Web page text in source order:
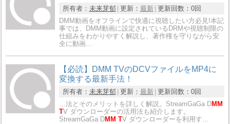
所有者： 未来芽郁 更新： 最新 更新回数： 0回
DMM動画をオフラインで快適に視聴したい方必見!本記
事では、DMM動画に設定されているDRMや視聴制限の
仕組みをわかりやすく解説し、著作権を守りながら安
全に動画…
【必読】DMM TVのDCVファイルをMP4に
変換する最新手法！
所有者： 未来芽郁 更新： 最新 更新回数： 0回
…法とそのメリットを詳しく解説。StreamGaGa DMM
TV ダウンローダーの活用法も紹介します。
StreamGaGa DMM TV ダウンローダーを利用す…